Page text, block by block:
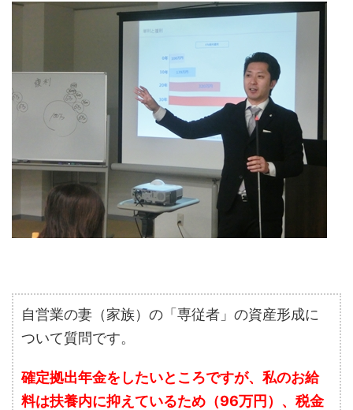
自営業の妻（家族）の「専従者」の資産形成に
ついて質問です。
確定拠出年金をしたいところですが、私のお給
料は扶養内に抑えているため（96万円）、税金